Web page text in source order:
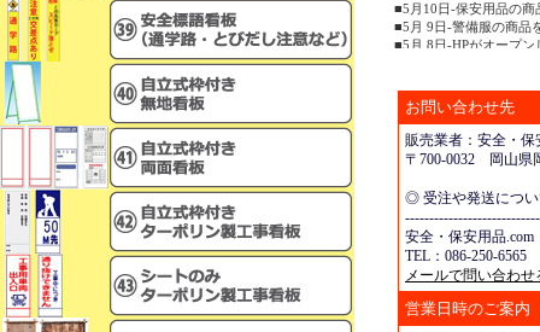
■5月10日-保安用品の商
■5月 9日-警備服の商品
■5月 8日-HPがオープン
お問い合わせ先
販売業者：安全・保
〒700-0032 岡山県
◎ 受注や発送につ
安全・保安用品.com
TEL：086-250-6565
メールで問い合わせ
営業日時のご案内